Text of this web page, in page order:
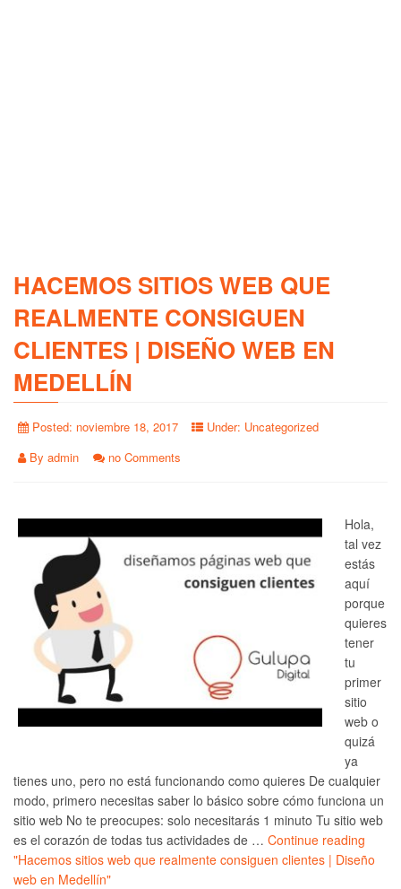
HACEMOS SITIOS WEB QUE
REALMENTE CONSIGUEN
CLIENTES | DISEÑO WEB EN
MEDELLÍN
Posted: noviembre 18, 2017 Under: Uncategorized
By admin no Comments
Hola,
tal vez
estás
aquí
porque
quieres
tener
tu
primer
sitio
web o
quizá
ya
tienes uno, pero no está funcionando como quieres De cualquier
modo, primero necesitas saber lo básico sobre cómo funciona un
sitio web No te preocupes: solo necesitarás 1 minuto Tu sitio web
es el corazón de todas tus actividades de … Continue reading
"Hacemos sitios web que realmente consiguen clientes | Diseño
web en Medellín"